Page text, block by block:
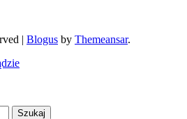
| Blogus by Themeansar.